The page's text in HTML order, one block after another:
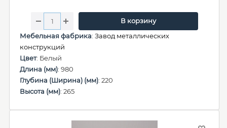
В корзину
Мебельная фабрика: Завод металлических
конструкций
Цвет: Белый
Длина (мм): 980
Глубина (Ширина) (мм): 220
Высота (мм): 265